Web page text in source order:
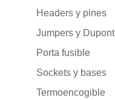
Headers y pines
Jumpers y Dupont
Porta fusible
Sockets y bases
Termoencogible